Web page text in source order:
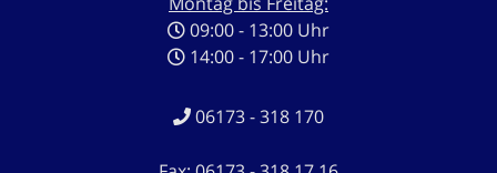
09:00 - 13:00 Uhr
14:00 - 17:00 Uhr
06173 - 318 170